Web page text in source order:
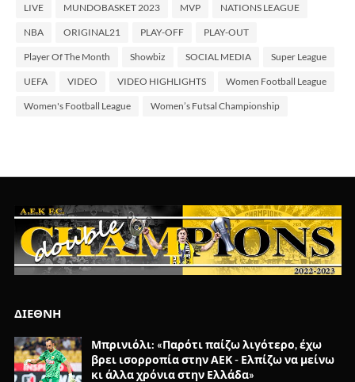
LIVE MUNDOBASKET 2023 MVP NATIONS LEAGUE
NBA ORIGINAL21 PLAY-OFF PLAY-OUT
Player Of The Month Showbiz SOCIAL MEDIA Super League
UEFA VIDEO VIDEO HIGHLIGHTS Women Football League
Women's Football League Women’s Futsal Championship
ΔΙΕΘΝΗ
Μπρινιόλι: «Παρότι παίζω λιγότερο, έχω
βρει ισορροπία στην ΑΕΚ - Ελπίζω να μείνω
κι άλλα χρόνια στην Ελλάδα»